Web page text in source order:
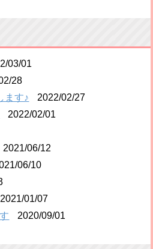
03/01
28
ます♪
2022/02/27
2022/02/01
2021/06/12
06/10
2021/01/07
2020/09/01